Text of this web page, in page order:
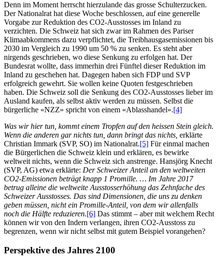
Denn im Moment herrscht hierzulande das grosse Schulterzucken.
Der Nationalrat hat diese Woche beschlossen, auf eine generelle
Vorgabe zur Reduktion des CO2-Ausstosses im Inland zu
verzichten. Die Schweiz hat sich zwar im Rahmen des Pariser
Klimaabkommens dazu verpflichtet, die Treibhausgasemissionen bis
2030 im Vergleich zu 1990 um 50 % zu senken. Es steht aber
nirgends geschrieben, wo diese Senkung zu erfolgen hat. Der
Bundesrat wollte, dass immerhin drei Fünftel dieser Reduktion im
Inland zu geschehen hat. Dagegen haben sich FDP und SVP
erfolgreich gewehrt. Sie wollen keine Quoten festgeschrieben
haben. Die Schweiz soll die Senkung des CO2-Ausstosses lieber im
Ausland kaufen, als selbst aktiv werden zu müssen. Selbst die
bürgerliche «NZZ» spricht von einem «Ablasshandel».[4]
Was wir hier tun, kommt einem Tropfen auf den heissen Stein gleich.
Wenn die anderen gar nichts tun, dann bringt das nichts, erklärte
Christian Immark (SVP, SO) im Nationalrat.[5] Für einmal machen
die Bürgerlichen die Schweiz klein und erklären, es bewirke
weltweit nichts, wenn die Schweiz sich anstrenge. Hansjörg Knecht
(SVP, AG) etwa erklärte: Der Schweizer Anteil an den weltweiten
CO2-Emissionen beträgt knapp 1 Promille. … Im Jahre 2017
betrug alleine die weltweite Ausstosserhöhung das Zehnfache des
Schweizer Ausstosses. Das sind Dimensionen, die uns zu denken
geben müssen, nicht ein Promille-Anteil, von dem wir allenfalls
noch die Hälfte reduzieren.[6] Das stimmt – aber mit welchem Recht
können wir von den Indern verlangen, ihren CO2-Ausstoss zu
begrenzen, wenn wir nicht selbst mit gutem Beispiel vorangehen?
Perspektive des Jahres 2100